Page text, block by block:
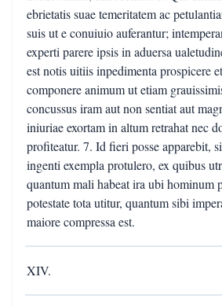
ebrietatis suae temeritatem ac
suis ut e conuiuio auferantur;
experti parere ipsis in aduersa
est notis uitiis inpedimenta prospicere
componere animum ut etiam
concussus iram aut non sentiat aut
iniuriae exortam in altum retrahat nec
profiteatur. 7. Id fieri posse apparebit,
ingenti exempla protulero, ex quibus
quantum mali habeat ira ubi hominum
potestate tota utitur, quantum sibi
maiore compressa est.
XIV.